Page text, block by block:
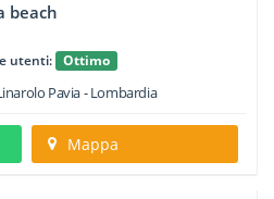
beach
utenti:
Ottimo
Pavia -Lombardia
Mappa